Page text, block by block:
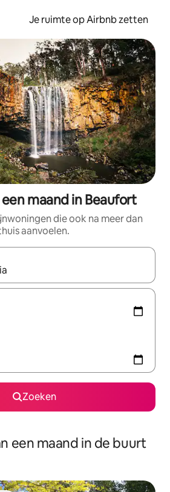
Je ruimte op Airbnb zetten
maand in Beaufort
die ook na meer dan
aanvoelen.
beschikbaar zijn, maak je een keuze
Zoeken
een maand in de buurt